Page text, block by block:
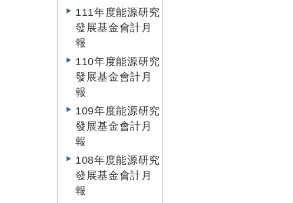
111年度能源研究
發展基金會計月
報
110年度能源研究
發展基金會計月
報
109年度能源研究
發展基金會計月
報
108年度能源研究
發展基金會計月
報